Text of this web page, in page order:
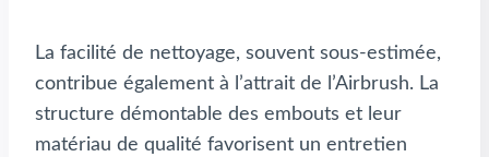
La facilité de nettoyage, souvent sous-estimée,
contribue également à l’attrait de l’Airbrush. La
structure démontable des embouts et leur
matériau de qualité favorisent un entretien